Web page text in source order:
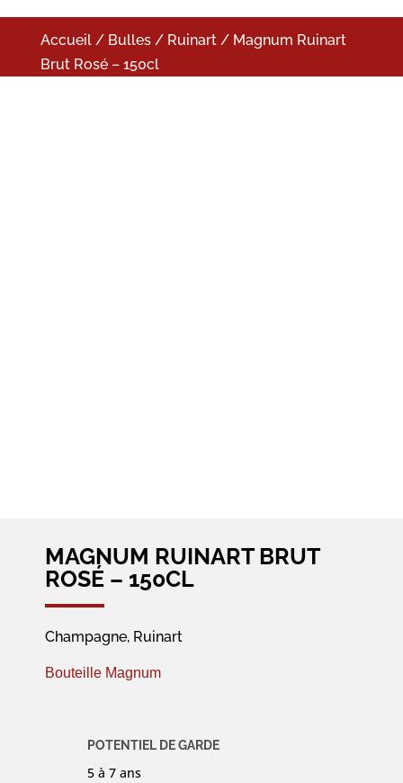
Accueil/ Bulles/ Ruinart/ Magnum Ruinart
Brut Rosé – 150cl
MAGNUM RUINART BRUT
ROSÉ – 150CL
Champagne, Ruinart
Bouteille Magnum
POTENTIEL DE GARDE
5 à 7 ans